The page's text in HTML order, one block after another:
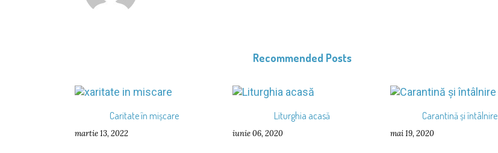
Recommended Posts
Caritate în mișcare
martie 13, 2022
Liturghia acasă
iunie 06, 2020
Carantină și întâlnire
mai 19, 2020